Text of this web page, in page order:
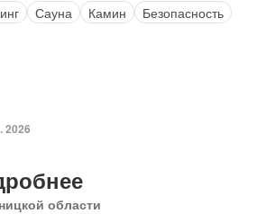
Сауна Камин Безопасность
2026
области